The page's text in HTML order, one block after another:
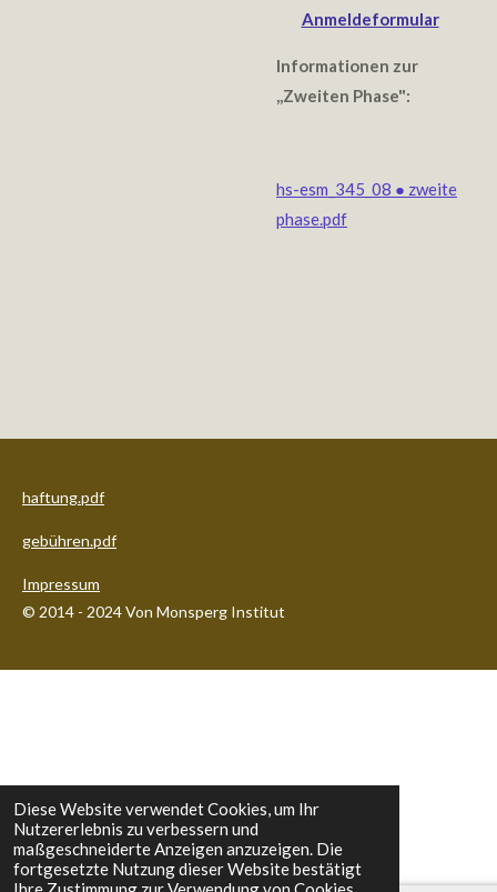
Diese Website verwendet Cookies, um Ihr
Nutzererlebnis zu verbessern und
maßgeschneiderte Anzeigen anzuzeigen. Die
fortgesetzte Nutzung dieser Website bestätigt
Anmeldeformular
Informationen zur
,,Zweiten Phase":
hs-esm_345_08 ● zweite
phase.pdf
haftung.pdf
gebühren.pdf
Impressum
© 2014 - 2024 Von Monsperg Institut